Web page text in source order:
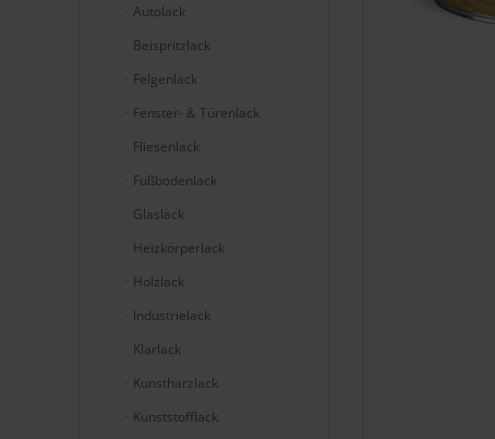
Autolack
Beispritzlack
Felgenlack
Fenster- & Türenlack
Fliesenlack
Fußbodenlack
Glaslack
Heizkörperlack
Holzlack
Industrielack
Klarlack
Kunstharzlack
Kunststofflack